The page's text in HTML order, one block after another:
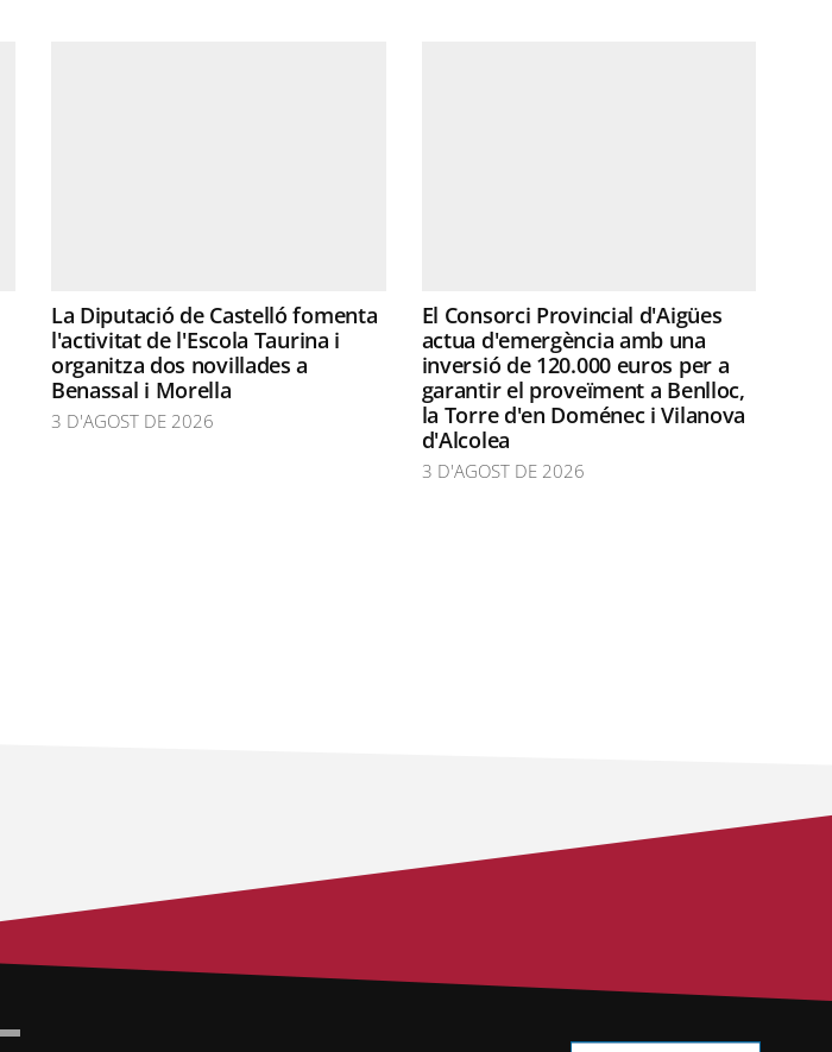
La Diputació de Castelló fomenta
l'activitat de l'Escola Taurina i
organitza dos novillades a
Benassal i Morella
3 D'AGOST DE 2026
El Consorci Provincial d'Aigües
actua d'emergència amb una
inversió de 120.000 euros per a
garantir el proveïment a Benlloc,
la Torre d'en Doménec i Vilanova
d'Alcolea
3 D'AGOST DE 2026